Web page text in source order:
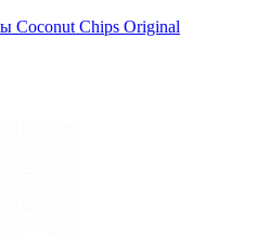
Coconut Chips Original